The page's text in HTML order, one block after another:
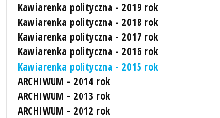
Kawiarenka polityczna - 2019 rok
Kawiarenka polityczna - 2018 rok
Kawiarenka polityczna - 2017 rok
Kawiarenka polityczna - 2016 rok
Kawiarenka polityczna - 2015 rok
ARCHIWUM - 2014 rok
ARCHIWUM - 2013 rok
ARCHIWUM - 2012 rok